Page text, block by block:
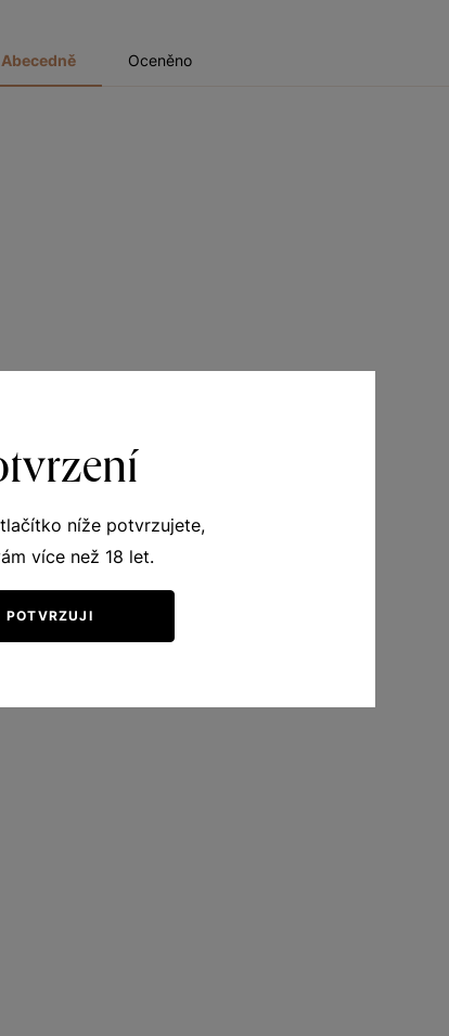
Abecedně Oceněno
níže potvrzujete,
více než 18 let.
POTVRZUJI